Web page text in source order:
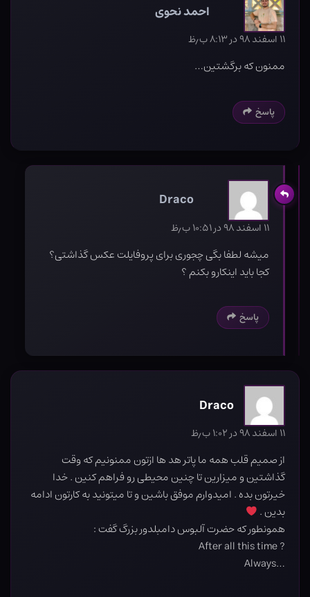
احمد نحوی
۱۱ اسفند ۹۸ در ۸:۱۳ ب٫ظ
ممنون که برگشتین…
پاسخ
Draco
۱۱ اسفند ۹۸ در ۱۰:۵۱ ب٫ظ
میشه لطفا بگی چجوری برای پروفایلت عکس گذاشتی؟
کجا باید اینکارو بکنم ؟
پاسخ
Draco
۱۱ اسفند ۹۸ در ۱:۰۲ ب٫ظ
از صمیم قلب همه ما پاتر هد ها ازتون ممنونیم که وقت
گذاشتین و میزارین تا چنین محیطی رو فراهم کنین . خدا
خیرتون بده . امیدوارم موفق باشین و تا میتونید به کارتون ادامه
بدین .
همونطور که حضرت آلبوس دامبلدور بزرگ گفت :
? After all this time
…Always